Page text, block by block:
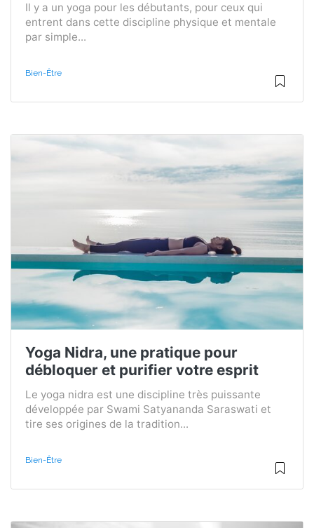
Il y a un yoga pour les débutants, pour ceux qui
entrent dans cette discipline physique et mentale
par simple...
Bien-Être
Yoga Nidra, une pratique pour
débloquer et purifier votre esprit
Le yoga nidra est une discipline très puissante
développée par Swami Satyananda Saraswati et
tire ses origines de la tradition...
Bien-Être